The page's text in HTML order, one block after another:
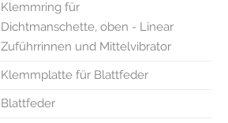
Klemmring für
Dichtmanschette, oben - Linear
Zuführrinnen und Mittelvibrator
Klemmplatte für Blattfeder
Blattfeder